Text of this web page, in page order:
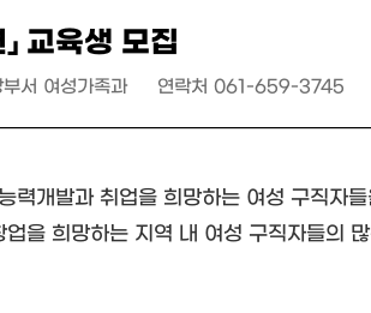
교육생 모집
부서 여성가족과 연락처 061-659-3745
력개발과 취업을 희망하는 여성 구직자
을 희망하는 지역 내 여성 구직자들의